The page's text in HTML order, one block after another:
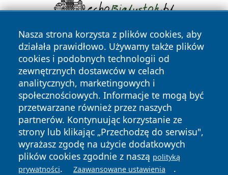
Nasza strona korzysta z plików cookies, aby
działała prawidłowo. Używamy także plików
cookies i podobnych technologii od
zewnętrznych dostawców w celach
analitycznych, marketingowych i
społecznościowych. Informacje te mogą być
przetwarzane również przez naszych
partnerów. Kontynuując korzystanie ze
strony lub klikając „Przechodzę do serwisu",
wyrażasz zgodę na użycie dodatkowych
plików cookies zgodnie z naszą polityką
prywatności. Zaawansowane ustawienia .
Copyright © 2026 belchatowski24.pl Wszystkie prawa
zastrzeżone.
News Autorzy
Polityka
Prywatności
Polityka
Cookies